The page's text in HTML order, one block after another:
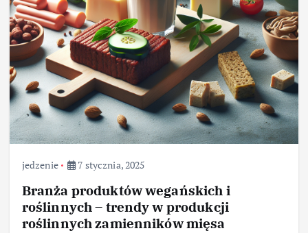
jedzenie 7 stycznia, 2025
Branża produktów wegańskich i
roślinnych – trendy w produkcji
roślinnych zamienników mięsa